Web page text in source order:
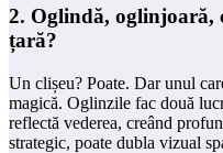
2. Oglindă, oglinjoară,
țară?
Un clișeu? Poate. Dar unul
magică. Oglinzile fac două
reflectă vederea, creând
strategic, poate dubla vizual